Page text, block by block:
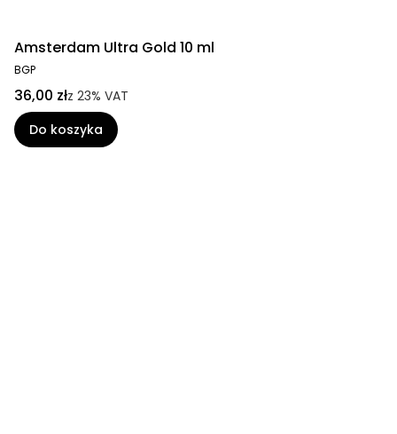
Amsterdam Ultra Gold 10 ml
BGP
36,00 złz 23% VAT
Do koszyka